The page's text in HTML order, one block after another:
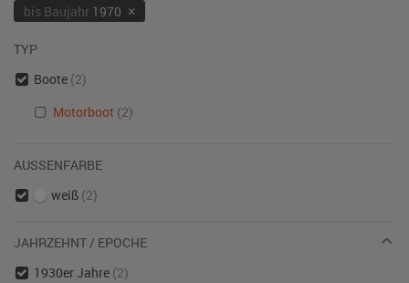
bis Baujahr1970 ×
TYP
Boote (2)
Motorboot (2)
AUSSENFARBE
weiß (2)
JAHRZEHNT / EPOCHE
1930er Jahre (2)